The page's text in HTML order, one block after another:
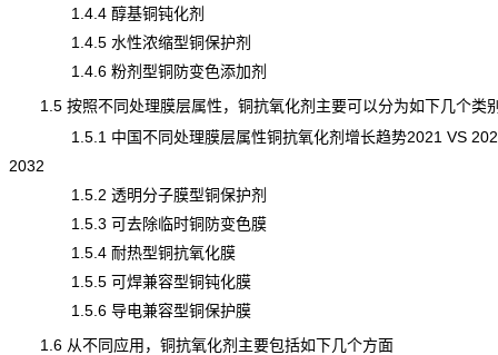
1.4.4 醇基铜钝化剂
1.4.5 水性浓缩型铜保护剂
1.4.6 粉剂型铜防变色添加剂
1.5 按照不同处理膜层属性，铜抗氧化剂主要可以分为如下几个类
1.5.1 中国不同处理膜层属性铜抗氧化剂增长趋势2021 VS
2032
1.5.2 透明分子膜型铜保护剂
1.5.3 可去除临时铜防变色膜
1.5.4 耐热型铜抗氧化膜
1.5.5 可焊兼容型铜钝化膜
1.5.6 导电兼容型铜保护膜
1.6 从不同应用，铜抗氧化剂主要包括如下几个方面